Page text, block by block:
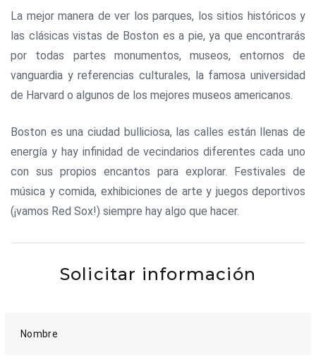
La mejor manera de ver los parques, los sitios históricos y
las clásicas vistas de Boston es a pie, ya que encontrarás
por todas partes monumentos, museos, entornos de
vanguardia y referencias culturales, la famosa universidad
de Harvard o algunos de los mejores museos americanos.
Boston es una ciudad bulliciosa, las calles están llenas de
energía y hay infinidad de vecindarios diferentes cada uno
con sus propios encantos para explorar. Festivales de
música y comida, exhibiciones de arte y juegos deportivos
(¡vamos Red Sox!) siempre hay algo que hacer.
Solicitar información
Nombre